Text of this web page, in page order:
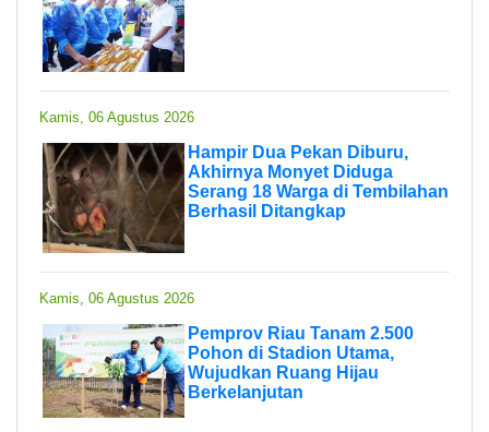
Kamis, 06 Agustus 2026
Hampir Dua Pekan Diburu,
Akhirnya Monyet Diduga
Serang 18 Warga di Tembilahan
Berhasil Ditangkap
Kamis, 06 Agustus 2026
Pemprov Riau Tanam 2.500
Pohon di Stadion Utama,
Wujudkan Ruang Hijau
Berkelanjutan